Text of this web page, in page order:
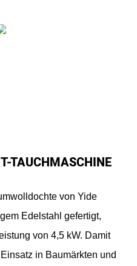
TAUCHMASCHINE
von Yide
Edelstahl gefertigt,
von 4,5 kW. Damit
in Baumärkten und